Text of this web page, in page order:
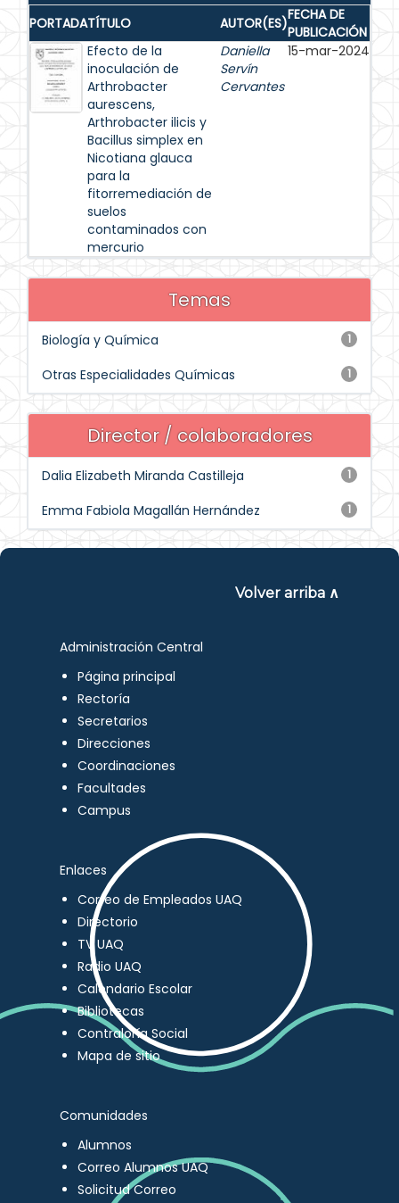
PORTADATÍTULO AUTOR(ES)FECHA DE
PUBLICACIÓN
Efecto de la
inoculación de
Arthrobacter
aurescens,
Arthrobacter ilicis y
Bacillus simplex en
Nicotiana glauca
para la
fitorremediación de
suelos
contaminados con
mercurio
Daniella
Servín
Cervantes
15-mar-2024
Temas
1
Biología y Química
1
Otras Especialidades Químicas
Director / colaboradores
1
Dalia Elizabeth Miranda Castilleja
1
Emma Fabiola Magallán Hernández
Volver arriba ∧
Administración Central
Página principal
Rectoría
Secretarios
Direcciones
Coordinaciones
Facultades
Campus
Enlaces
Correo de Empleados UAQ
Directorio
TV UAQ
Radio UAQ
Calendario Escolar
Bibliotecas
Contraloría Social
Mapa de sitio
Comunidades
Alumnos
Correo Alumnos UAQ
Solicitud Correo